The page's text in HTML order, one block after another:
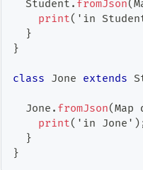
Student . fromJson(
print( 'in
}
}
class Jone extends
Jone . fromJson(Map
print( 'in Jone ' )
}
}